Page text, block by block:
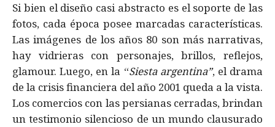
Si bien el diseño casi abstracto es el soporte de las
fotos, cada época posee marcadas características.
Las imágenes de los años 80 son más narrativas,
hay vidrieras con personajes, brillos, reflejos,
glamour. Luego, en la “Siesta argentina”, el drama
de la crisis financiera del año 2001 queda a la vista.
Los comercios con las persianas cerradas, brindan
un testimonio silencioso de un mundo clausurado